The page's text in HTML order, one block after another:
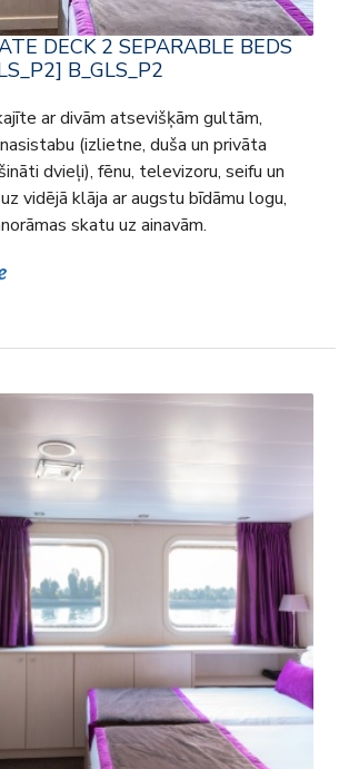
DECK 2 SEPARABLE BEDS
B_GLS_P2
ar divām atsevišķām gultām,
(izlietne, duša un privāta
dvieļi), fēnu, televizoru, seifu un
vidējā klāja ar augstu bīdāmu logu,
skatu uz ainavām.